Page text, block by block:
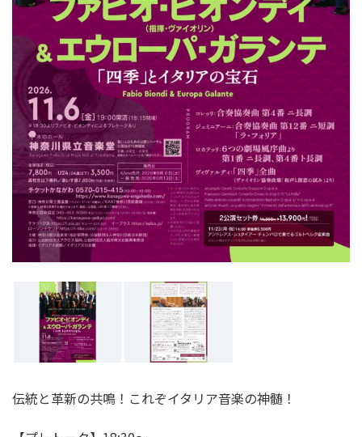
記
ッ
プ
伝統と革新の共鳴！これぞイタリア音楽の神髄！